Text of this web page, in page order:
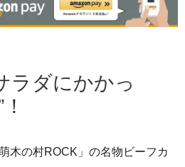
ラダにかかっ
木の村ROCK」の名物ビーフカ